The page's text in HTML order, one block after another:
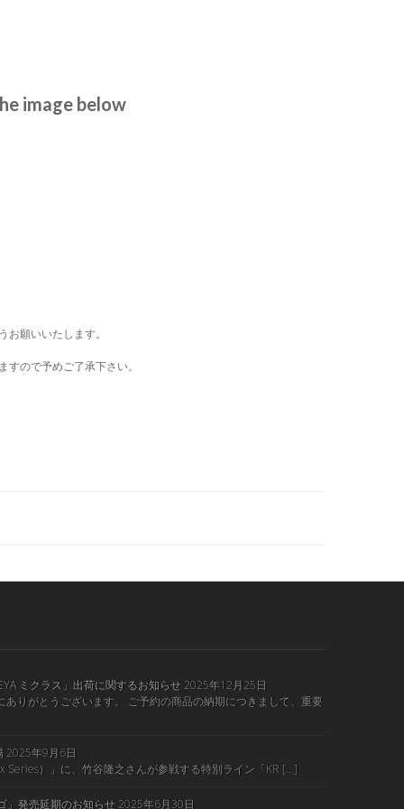
image below
願いいたします。
ので予めご了承下さい。
ミクラス」出荷に関するお知らせ 2025年12月25日
りがとうございます。 ご予約の商品の納期につきまして、重要
2025年9月6日
Series）」に、竹谷隆之さんが参戦する特別ライン「KR […]
」発売延期のお知らせ 2025年6月30日